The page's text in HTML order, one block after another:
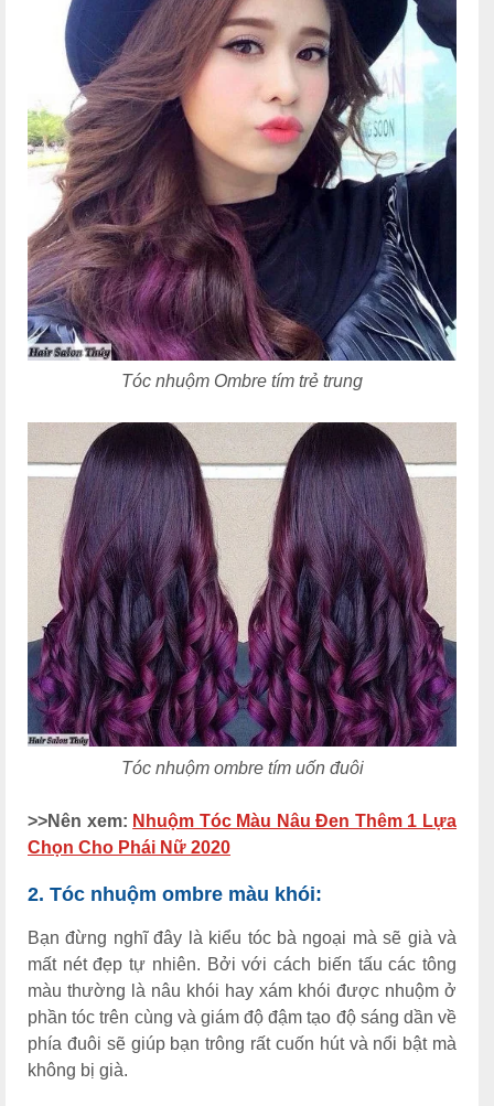
Tóc nhuộm Ombre tím trẻ trung
Tóc nhuộm ombre tím uốn đuôi
>>Nên xem: Nhuộm Tóc Màu Nâu Đen Thêm 1 Lựa
Chọn Cho Phái Nữ 2020
2. Tóc nhuộm ombre màu khói:
Bạn đừng nghĩ đây là kiểu tóc bà ngoại mà sẽ già và
mất nét đẹp tự nhiên. Bởi với cách biến tấu các tông
màu thường là nâu khói hay xám khói được nhuộm ở
phần tóc trên cùng và giám độ đậm tạo độ sáng dần về
phía đuôi sẽ giúp bạn trông rất cuốn hút và nổi bật mà
không bị già.